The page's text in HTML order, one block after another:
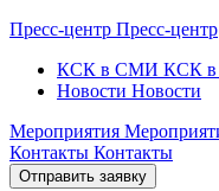
Пресс-центр Пресс-центр
КСК в СМИ КСК
Новости Новости
Мероприятия
Контакты Контакты
Отправить заявку